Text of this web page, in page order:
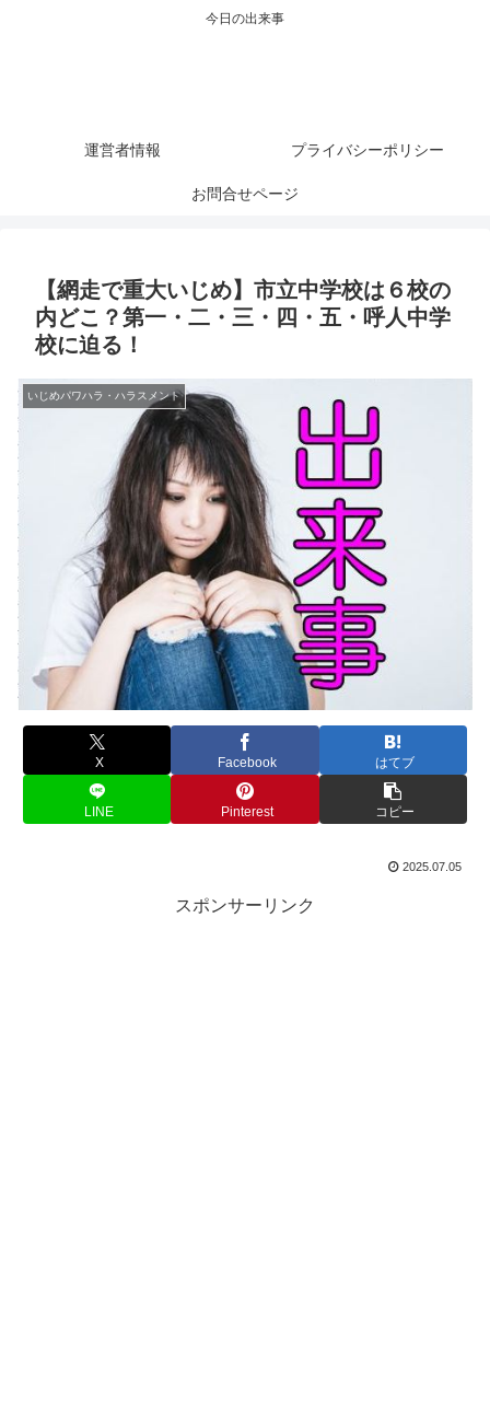
今日の出来事
運営者情報 プライバシーポリシー
お問合せページ
【網走で重大いじめ】市立中学校は６校の
内どこ？第一・二・三・四・五・呼人中学
校に迫る！
いじめパワハラ・ハラスメント
X Facebook はてブ
LINE Pinterest コピー
2025.07.05
スポンサーリンク